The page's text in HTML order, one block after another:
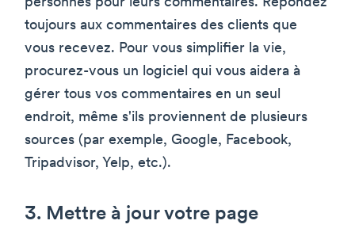
toujours aux commentaires des clients que
vous recevez. Pour vous simplifier la vie,
procurez-vous un logiciel qui vous aidera à
gérer tous vos commentaires en un seul
endroit, même s'ils proviennent de plusieurs
sources (par exemple, Google, Facebook,
Tripadvisor, Yelp, etc.).
3. Mettre à jour votre page